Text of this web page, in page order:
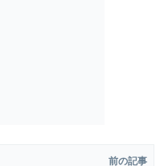
前の記事